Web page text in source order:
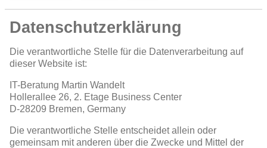
Datenschutzerklärung
Die verantwortliche Stelle für die Datenverarbeitung auf
dieser Website ist:
IT-Beratung Martin Wandelt
Hollerallee 26, 2. Etage Business Center
D-28209 Bremen, Germany
Die verantwortliche Stelle entscheidet allein oder
gemeinsam mit anderen über die Zwecke und Mittel der